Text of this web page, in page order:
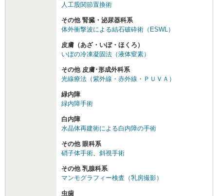
人工股関節置換術
その他 腎臓・泌尿器科系
体外衝撃波による結石破砕術（ESWL）
皮膚（あざ・いぼ・ほくろ）
いぼの冷凍凝固法（液体窒素）
その他 皮膚･形成外科系
光線療法（紫外線・赤外線・ＰＵＶＡ）
緑内障
緑内障手術
白内障
水晶体再建術による白内障の手術
その他 眼科系
硝子体手術
斜視手術
その他 乳腺科系
マンモグラフィー検査（乳房撮影）
虫歯